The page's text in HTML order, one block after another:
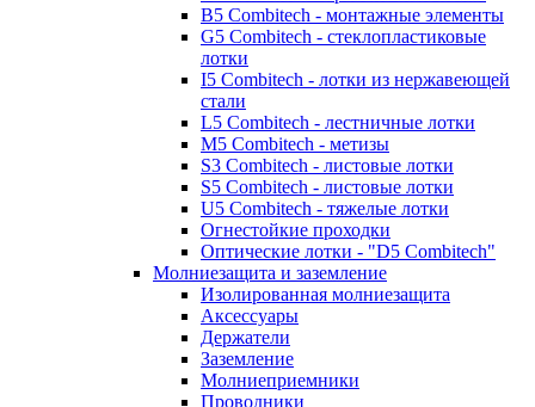
B5 Combitech - монтажные элементы
G5 Combitech - стеклопластиковые
лотки
I5 Combitech - лотки из нержавеющей
стали
L5 Combitech - лестничные лотки
M5 Combitech - метизы
S3 Combitech - листовые лотки
S5 Combitech - листовые лотки
U5 Combitech - тяжелые лотки
Огнестойкие проходки
Оптические лотки - "D5 Combitech"
Молниезащита и заземление
Изолированная молниезащита
Аксессуары
Держатели
Заземление
Молниеприемники
Проводники